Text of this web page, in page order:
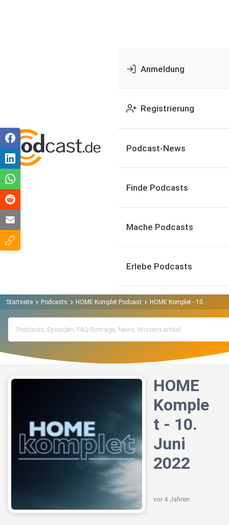
Anmeldung
Registrierung
Podcast-News
Finde Podcasts
Mache Podcasts
Erlebe Podcasts
Startseite Podcasts HOME Komplet Podcast HOME Komplet - 10. Juni
HOME
Komple
t - 10.
Juni
2022
vor 4 Jahren